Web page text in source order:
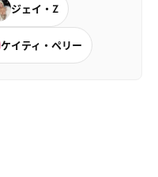
ジェイ・Z
ケイティ・ペリー